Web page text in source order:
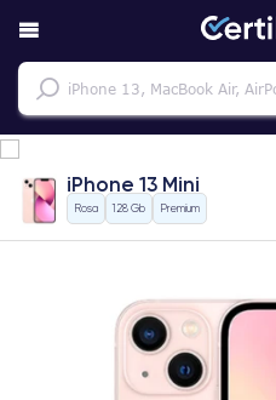
iPhone 13 Mini
Rosa 128 Gb Premium